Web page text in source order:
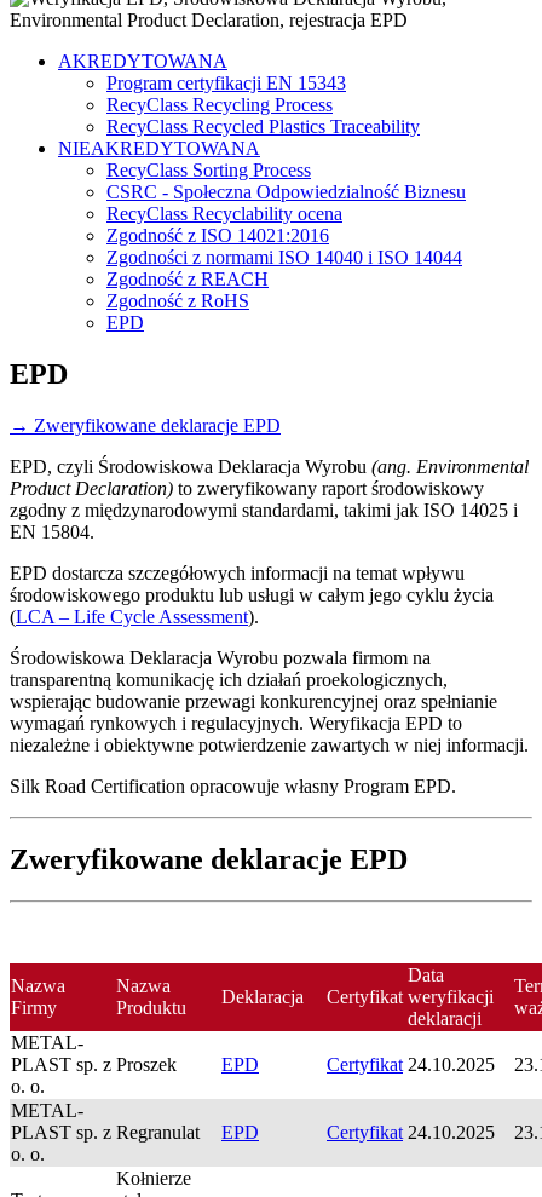
AKREDYTOWANA
Program certyfikacji EN 15343
RecyClass Recycling Process
RecyClass Recycled Plastics Traceability
NIEAKREDYTOWANA
RecyClass Sorting Process
CSRC - Społeczna Odpowiedzialność Biznesu
RecyClass Recyclability ocena
Zgodność z ISO 14021:2016
Zgodności z normami ISO 14040 i ISO 14044
Zgodność z REACH
Zgodność z RoHS
EPD
EPD
→ Zweryfikowane deklaracje EPD
EPD, czyli Środowiskowa Deklaracja Wyrobu (ang. Environmental
Product Declaration) to zweryfikowany raport środowiskowy
zgodny z międzynarodowymi standardami, takimi jak ISO 14025 i
EN 15804.
EPD dostarcza szczegółowych informacji na temat wpływu
środowiskowego produktu lub usługi w całym jego cyklu życia
(LCA – Life Cycle Assessment).
Środowiskowa Deklaracja Wyrobu pozwala firmom na
transparentną komunikację ich działań proekologicznych,
wspierając budowanie przewagi konkurencyjnej oraz spełnianie
wymagań rynkowych i regulacyjnych. Weryfikacja EPD to
niezależne i obiektywne potwierdzenie zawartych w niej informacji.
Silk Road Certification opracowuje własny Program EPD.
Zweryfikowane deklaracje EPD
Nazwa
Firmy
Nazwa
Produktu
Deklaracja Certyfikat
Data
weryfikacji
deklaracji
METAL-
PLAST sp. z
o. o.
Proszek EPD Certyfikat 24.10.2025
METAL-
PLAST sp. z
o. o.
Regranulat EPD Certyfikat 24.10.2025
Kołnierze